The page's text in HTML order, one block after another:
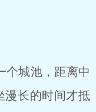
城池，距离中
漫长的时间才抵